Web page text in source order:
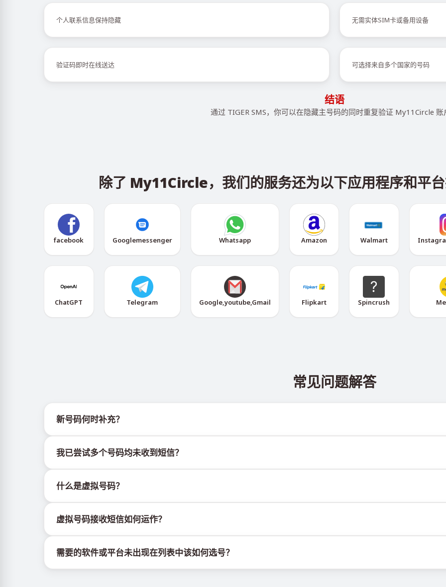
个人联系信息保持隐藏 无需实体SIM卡或备用设备
验证码即时在线送达 可选择来自多个国家的号码
结语
通过 TIGER SMS，你可以在隐藏主号码的同时重复验证 My11Circle 账
除了 My11Circle，我们的服务还为以下应用程序和平
facebook Googlemessenger Whatsapp Amazon Walmart
ChatGPT Telegram Google,youtube,Gmail Flipkart Spincrush
常见问题解答
新号码何时补充？
我已尝试多个号码均未收到短信？
持续更换新号码尝试
尝试不同国家的号码
使用VPN更换IP地址
什么是虚拟号码？
虚拟号码接收短信如何运作？
需要的软件或平台未出现在列表中该如何选号？